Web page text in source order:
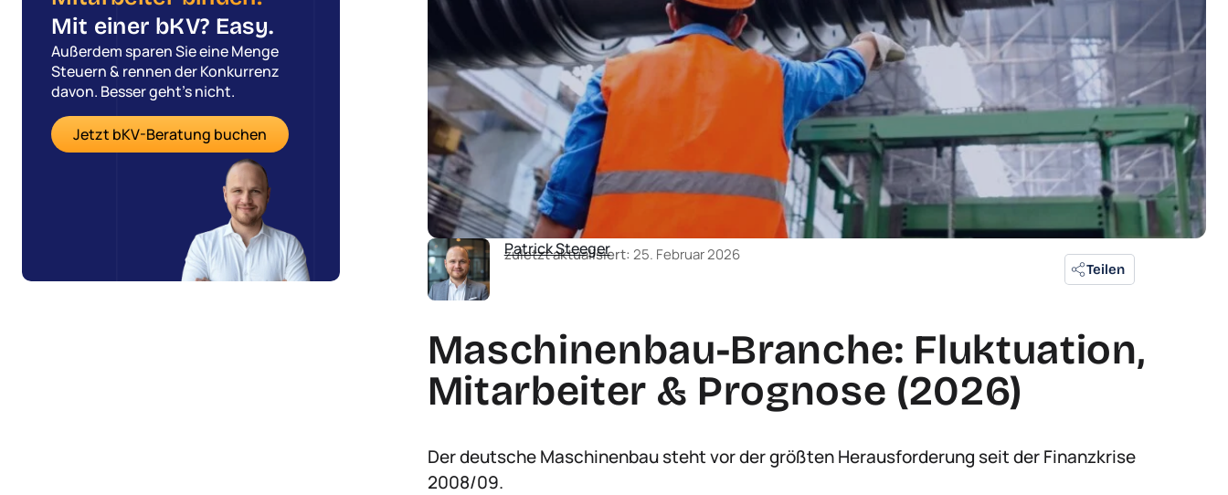
Mit einer bKV? Easy.
Außerdem sparen Sie eine Menge
Steuern & rennen der Konkurrenz
davon. Besser geht’s nicht.
Jetzt bKV-Beratung buchen
Patrick Steeger
zuletzt aktualisiert: 25. Februar 2026
Teilen
Maschinenbau-Branche: Fluktuation,
Mitarbeiter & Prognose (2026)
Der deutsche Maschinenbau steht vor der größten Herausforderung seit der Finanzkrise
2008/09.